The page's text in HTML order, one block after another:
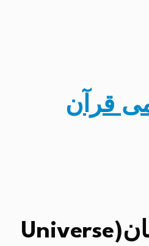
قرآن
انبساط جهان(Universe